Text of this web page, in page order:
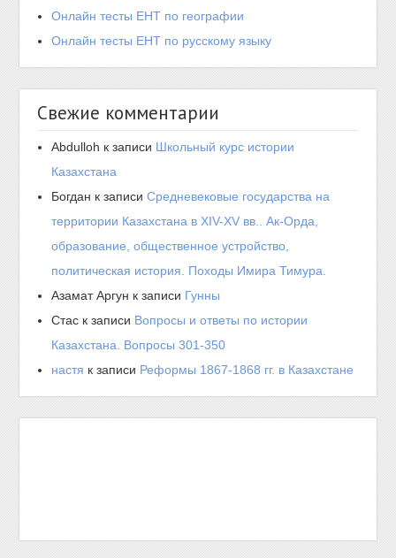
Онлайн тесты ЕНТ по географии
Онлайн тесты ЕНТ по русскому языку
Свежие комментарии
Abdulloh к записи Школьный курс истории
Казахстана
Богдан к записиСредневековые государства на
территории Казахстана в XIV-XV вв.. Ак-Орда,
образование, общественное устройство,
политическая история. Походы Имира Тимура.
Азамат Аргун к записи Гунны
Стас к записи Вопросы и ответы по истории
Казахстана. Вопросы 301-350
настя к записи Реформы 1867-1868 гг. в Казахстане